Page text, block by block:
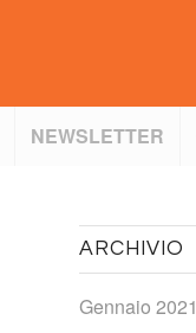
NEWSLETTER
ARCHIVIO
Gennaio 2021